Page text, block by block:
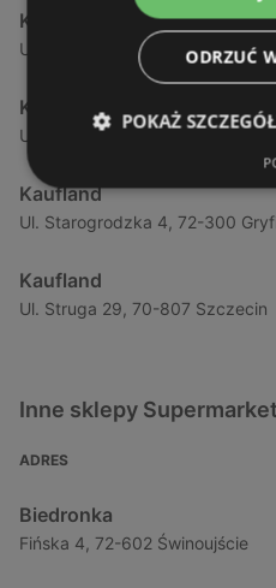
Kaufland
Ul. Ofiar Oświęcimia 14b, 71-
Kaufland
Ul. Floriana Krygiera 7, 71-001
Kaufland
Ul. Starogrodzka 4, 72-300
Kaufland
Ul. Struga 29, 70-807 Szczecin
Inne sklepy
ADRES
Biedronka
Fińska 4, 72-602 Świnoujście
ODRZUĆ
POKAŻ